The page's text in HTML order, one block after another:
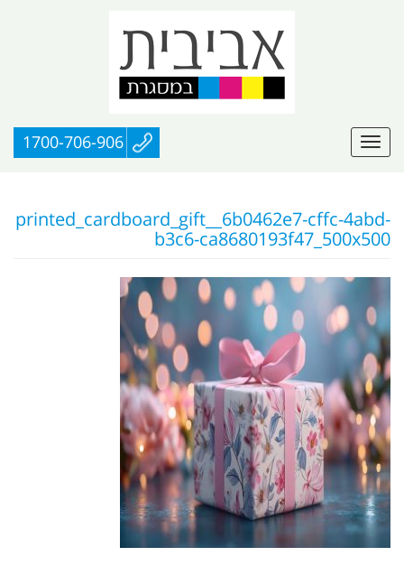
1700-706-906
printed_cardboard_gift__6b0462e7-cffc-4abd-
b3c6-ca8680193f47_500x500